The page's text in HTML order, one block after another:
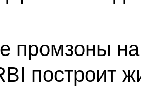
промзоны
построит